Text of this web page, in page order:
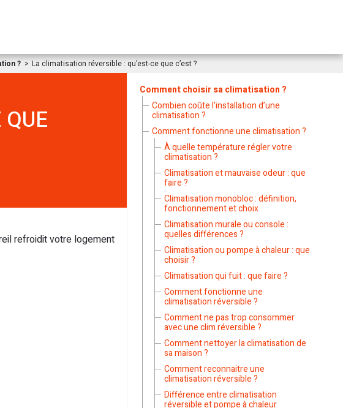
? La climatisation réversible : qu’est-ce que c’est ?
refroidit votre logement
Comment choisir sa climatisation ?
Combien coûte l’installation d’une
climatisation ?
Comment fonctionne une climatisation ?
À quelle température régler votre
climatisation ?
Climatisation et mauvaise odeur : que
faire ?
Climatisation monobloc : définition,
fonctionnement et choix
Climatisation murale ou console :
quelles différences ?
Climatisation ou pompe à chaleur : que
choisir ?
Climatisation qui fuit : que faire ?
Comment fonctionne une
climatisation réversible ?
Comment ne pas trop consommer
avec une clim réversible ?
Comment nettoyer la climatisation de
sa maison ?
Comment reconnaitre une
climatisation réversible ?
Différence entre climatisation
réversible et pompe à chaleur